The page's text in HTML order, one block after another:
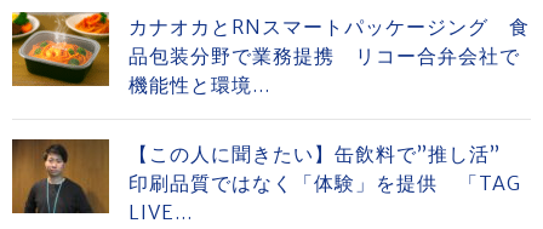
カナオカとRNスマートパッケージング 食
品包装分野で業務提携 リコー合弁会社で
機能性と環境...
【この人に聞きたい】缶飲料で”推し活”
印刷品質ではなく「体験」を提供 「TAG
LIVE...